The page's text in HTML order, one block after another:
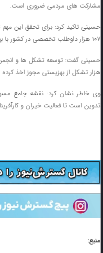
مشارکت های مردمی ضروری است.
حسینی تاکید کرد: برای تحقق این
۱۰۷ هزار داوطلب تخصصی در کشور با بهزیستی همکاری دارند.
هزار تشکل از بهزیستی مجوز اخذ کرده
وی خاطر نشان کرد: نقشه جامع
تدوین است تا فعالیت خیران و
منبع: